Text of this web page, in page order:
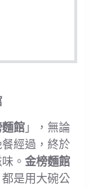
館 」，無論
經過，終於
。 金榜麵館
是用大碗公